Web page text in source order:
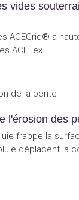
vides
ACEGrid® à
ACETex...
l'érosion des
frappe la
déplacent la